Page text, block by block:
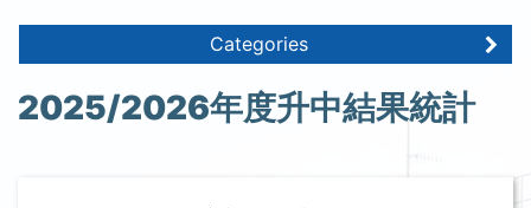
Categories
2025/2026年度升中結果統計